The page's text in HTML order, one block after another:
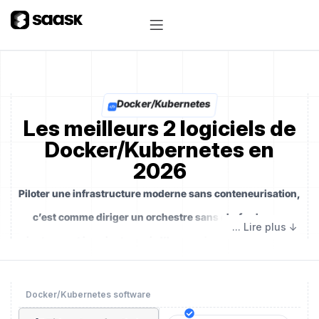
Docker/Kubernetes
Les meilleurs 2 logiciels de
Docker/Kubernetes en
2026
Piloter une infrastructure moderne sans conteneurisation,
c’est comme diriger un orchestre sans chef : chaque
Docker et Kubernetes sont bien plus que des outils
de vos architectures logicielles, synchronisant
Docker/Kubernetes software